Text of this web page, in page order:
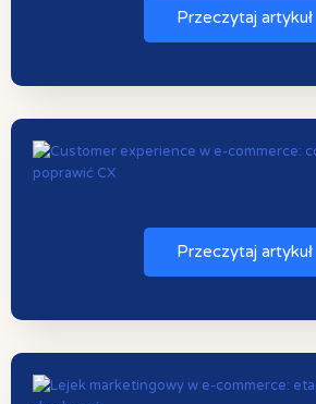
Przeczytaj artykuł
Przeczytaj artykuł